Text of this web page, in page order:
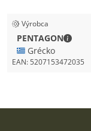
Výrobca
PENTAGON
🇬🇷 Grécko
EAN: 5207153472035